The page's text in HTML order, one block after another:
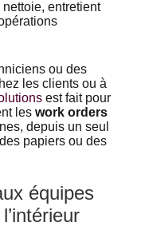
nettoie, entretient
ou des
les clients ou à
est fait pour
les work orders
depuis un seul
papiers ou des
équipes